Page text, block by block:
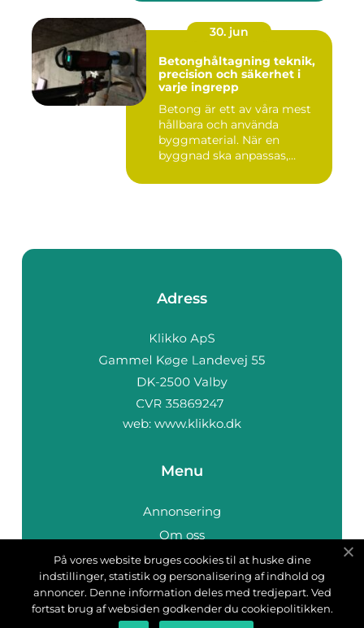
30. jun
Betonghåltagning teknik,
precision och säkerhet i
varje ingrepp
Betong är ett av våra mest
hållbara och använda
byggmaterial. När en
byggnad ska anpassas,
Adress
web: www.klikko.dk
Menu
Annonsering
Om oss
Cookies
Kontakta oss
Sitemap
På vores website bruges cookies til at huske dine
indstillinger, statistik og personalisering af indhold og
annoncer. Denne information deles med tredjepart. Ved
fortsat brug af websiden godkender du cookiepolitikken.